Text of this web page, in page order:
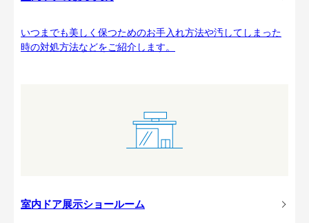
いつまでも美しく保つためのお手入れ方法や汚してしまった
時の対処方法などをご紹介します。
室内ドア展示ショールーム